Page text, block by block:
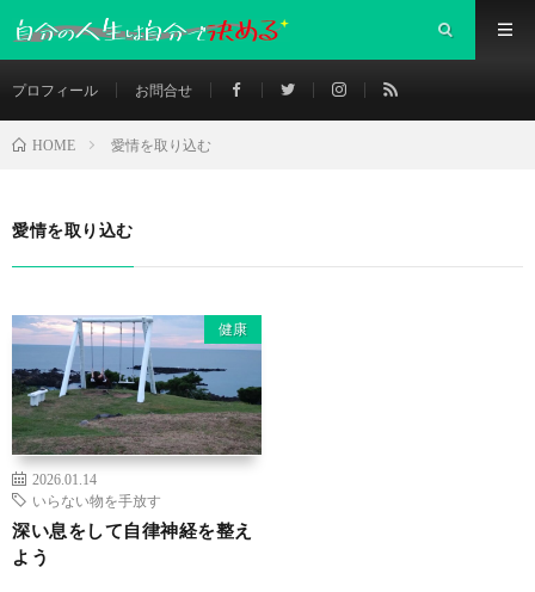
プロフィール お問合せ
HOME 愛情を取り込む
愛情を取り込む
健康
2026.01.14
いらない物を手放す
深い息をして自律神経を整え
よう